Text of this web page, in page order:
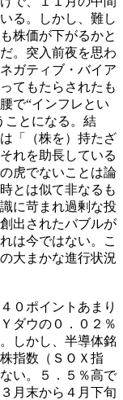
る。しかし、難し
株価が下がるかと
。突入前夜を思わ
ガティブ・バイア
てもたらされたも
で“インフレとい
ことになる。結
「（株を）持たざ
れを助長している
虎でないことは論
とは似て非なるも
に苛まれ過剰な投
出されたバブルが
は今ではない。こ
大まかな進行状況
０ポイントあまり
ダウの０．０２％
しかし、半導体銘
指数（ＳＯＸ指
い。５．５％高で
月末から４月下旬